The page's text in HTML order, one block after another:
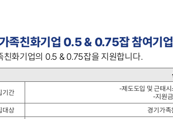
족친화기업 0.5 & 0.75잡 참여기업
친화기업의 0.5 & 0.75잡을 지원합니다.
기간
-제도도입 및 근태
-지원
대상
경기가족